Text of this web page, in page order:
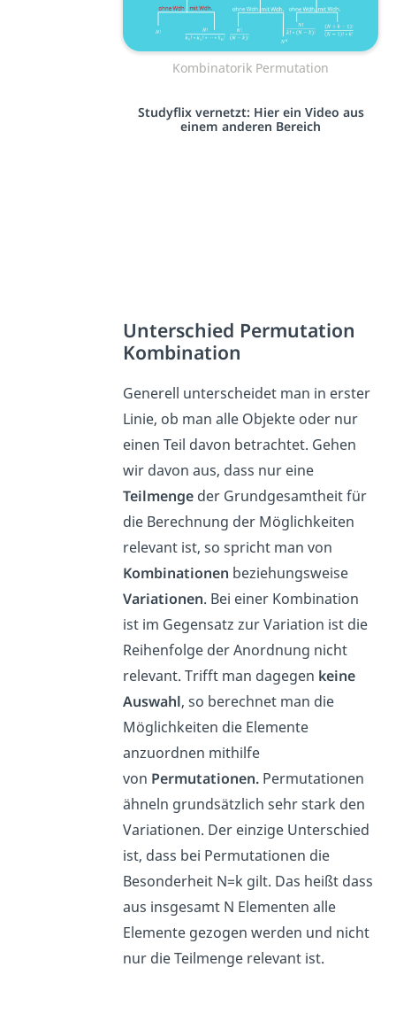
Kombinatorik Permutation
Studyflix vernetzt: Hier ein Video aus
einem anderen Bereich
Unterschied Permutation
Kombination
Generell unterscheidet man in erster
Linie, ob man alle Objekte oder nur
einen Teil davon betrachtet. Gehen
wir davon aus, dass nur eine
Teilmenge der Grundgesamtheit für
die Berechnung der Möglichkeiten
relevant ist, so spricht man von
Kombinationen beziehungsweise
Variationen. Bei einer Kombination
ist im Gegensatz zur Variation ist die
Reihenfolge der Anordnung nicht
relevant. Trifft man dagegen keine
Auswahl, so berechnet man die
Möglichkeiten die Elemente
anzuordnen mithilfe
von Permutationen. Permutationen
ähneln grundsätzlich sehr stark den
Variationen. Der einzige Unterschied
ist, dass bei Permutationen die
Besonderheit N=k gilt. Das heißt dass
aus insgesamt N Elementen alle
Elemente gezogen werden und nicht
nur die Teilmenge relevant ist.